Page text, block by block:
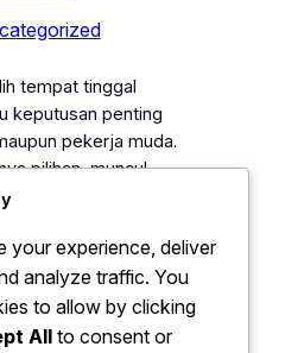
tempat tinggal
keputusan penting
pekerja muda.
pilihan, muncul
diperdebatkan:
premium dengan
jelas dari harga.
lebih dalam, ada
your experience, deliver
analyze traffic. You
to allow by clicking
Allto consent or